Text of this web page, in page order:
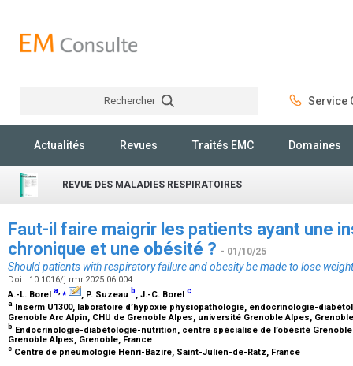
Rechercher Service
Actualités Revues Traités EMC Domaines
REVUE DES MALADIES RESPIRATOIRES
Faut-il faire maigrir les patients ayant une
chronique et une obésité ? - 01/10/25
Should patients with respiratory failure and obesity be made to lose
Doi : 10.1016/j.rmr.2025.06.004
A.-L. Borel a,⁎ , P. Suzeau b, J.-C. Borel c
a Inserm U1300, laboratoire d’hypoxie physiopathologie, endocrinologie-
Grenoble Arc Alpin, CHU de Grenoble Alpes, université Grenoble Alpes,
b Endocrinologie-diabétologie-nutrition, centre spécialisé de l’obésité
Grenoble Alpes, Grenoble, France
c Centre de pneumologie Henri-Bazire, Saint-Julien-de-Ratz, France